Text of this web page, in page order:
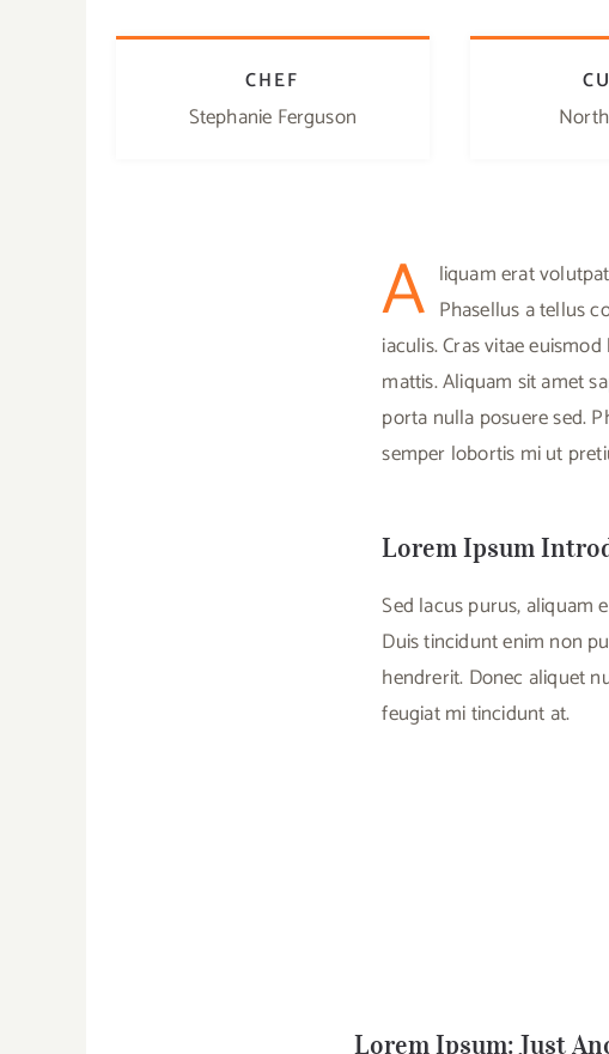
CHEF
Stephanie Ferguson
A liquam erat
Phasellus a tellus
iaculis. Cras vitae
mattis. Aliquam sit amet
porta nulla posuere sed.
semper lobortis mi ut
Lorem Ipsum
Sed lacus purus, aliquam
Duis tincidunt enim non
hendrerit. Donec aliquet
feugiat mi tincidunt at.
Lorem Ipsum: Just